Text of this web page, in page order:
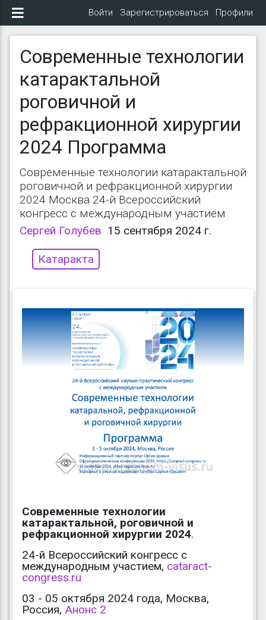
Войти Зарегистрироваться Профили
Современные технологии
катарактальной
роговичной и
рефракционной хирургии
2024 Программа
Современные технологии катарактальной
роговичной и рефракционной хирургии
2024 Москва 24-й Всероссийский
конгресс с международным участием
Сергей Голубев 15 сентября 2024 г.
Катаракта
Современные технологии
катарактальной, роговичной и
рефракционной хирургии 2024.
24-й Всероссийский конгресс с
международным участием, cataract-
congress.ru
03 - 05 октября 2024 года, Москва,
Россия, Анонс 2